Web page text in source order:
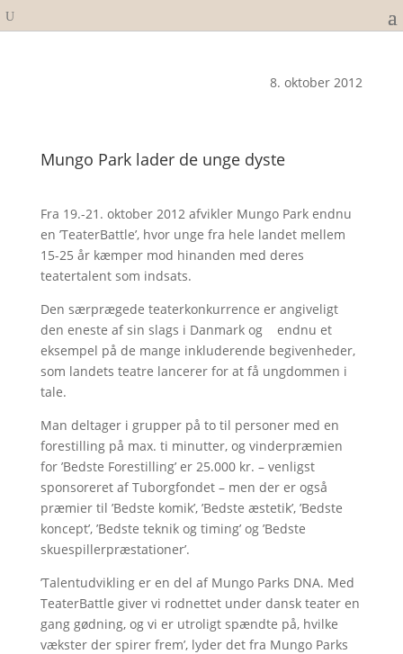
8. oktober 2012
Mungo Park lader de unge dyste
Fra 19.-21. oktober 2012 afvikler Mungo Park endnu
en ’TeaterBattle’, hvor unge fra hele landet mellem
15-25 år kæmper mod hinanden med deres
teatertalent som indsats.
Den særprægede teaterkonkurrence er angiveligt
den eneste af sin slags i Danmark og endnu et
eksempel på de mange inkluderende begivenheder,
som landets teatre lancerer for at få ungdommen i
tale.
Man deltager i grupper på to til personer med en
forestilling på max. ti minutter, og vinderpræmien
for ’Bedste Forestilling’ er 25.000 kr. – venligst
sponsoreret af Tuborgfondet – men der er også
præmier til ’Bedste komik’, ’Bedste æstetik’, ’Bedste
koncept’, ’Bedste teknik og timing’ og ’Bedste
skuespillerpræstationer’.
’Talentudvikling er en del af Mungo Parks DNA. Med
TeaterBattle giver vi rodnettet under dansk teater en
gang gødning, og vi er utroligt spændte på, hvilke
vækster der spirer frem’, lyder det fra Mungo Parks